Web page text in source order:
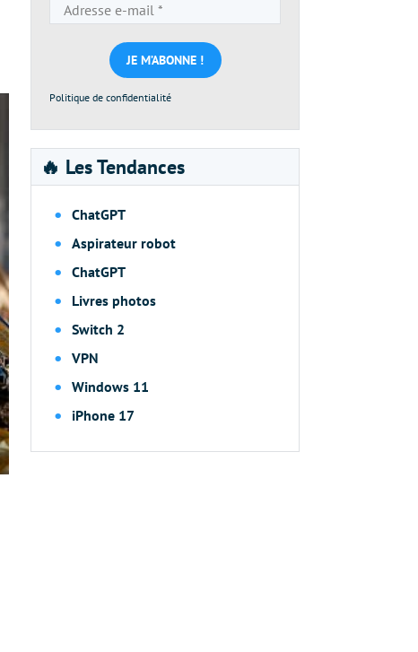
e-
mail
*
Politique de confidentialité
🔥 Les Tendances
ChatGPT
Aspirateur robot
ChatGPT
Livres photos
Switch 2
VPN
Windows 11
iPhone 17